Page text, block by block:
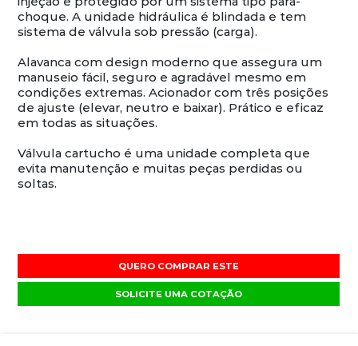
choque. A unidade hidráulica é blindada e tem
sistema de válvula sob pressão (carga).
Alavanca com design moderno que assegura um
manuseio fácil, seguro e agradável mesmo em
condições extremas. Acionador com três posições
de ajuste (elevar, neutro e baixar). Prático e eficaz
em todas as situações.
Válvula cartucho é uma unidade completa que
evita manutenção e muitas peças perdidas ou
soltas.
QUERO COMPRAR ESTE
SOLICITE UMA COTAÇÃO